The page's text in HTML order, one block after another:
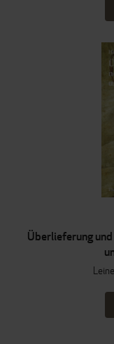
Überlieferung